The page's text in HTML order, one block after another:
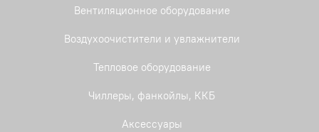
Вентиляционное оборудование
Воздухоочистители и увлажнители
Тепловое оборудование
Чиллеры, фанкойлы, ККБ
Аксессуары